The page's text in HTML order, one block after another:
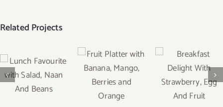
Related Projects
Lunch
Favourite
with Salad,
Fruit Platter
with Banana,
Mango,
Berries and
Breakfast
Delight With
Strawberry,